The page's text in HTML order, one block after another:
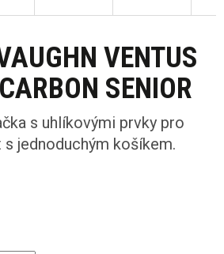
VENTUS
SENIOR
s uhlíkovými prvky pro
jednoduchým košíkem.